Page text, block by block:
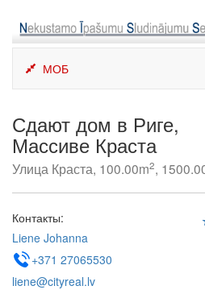
content
МОБ
Сдают дом в Риге,
Массиве Краста
Улица Краста, 100.00m2,
Контакты:
Liene Johanna
+371 27065530
liene@cityreal.lv